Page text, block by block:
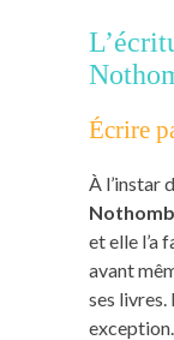
Écrire
À l’instar
Nothomb
et elle l’a
avant
ses livres.